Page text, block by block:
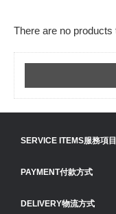
There are no
SERVICE ITEMS服務項目
PAYMENT付款方式
DELIVERY物流方式